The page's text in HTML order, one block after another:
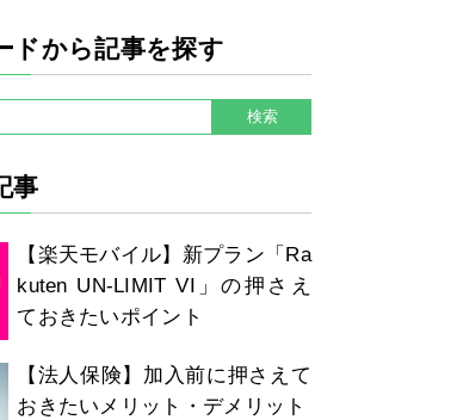
ドから記事を探す
事
【楽天モバイル】新プラン「Ra
kuten UN-LIMIT VI」の押さえ
ておきたいポイント
【法人保険】加入前に押さえて
おきたいメリット・デメリット